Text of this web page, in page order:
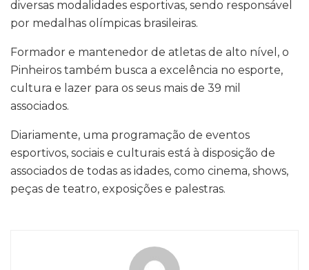
diversas modalidades esportivas, sendo responsável
por medalhas olímpicas brasileiras.
Formador e mantenedor de atletas de alto nível, o
Pinheiros também busca a excelência no esporte,
cultura e lazer para os seus mais de 39 mil
associados.
Diariamente, uma programação de eventos
esportivos, sociais e culturais está à disposição de
associados de todas as idades, como cinema, shows,
peças de teatro, exposições e palestras.